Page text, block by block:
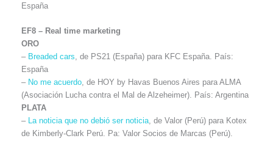
España
EF8 – Real time marketing
ORO
– Breaded cars, de PS21 (España) para KFC España. País:
España
– No me acuerdo, de HOY by Havas Buenos Aires para ALMA
(Asociación Lucha contra el Mal de Alzeheimer). País: Argentina
PLATA
– La noticia que no debió ser noticia, de Valor (Perú) para Kotex
de Kimberly-Clark Perú. Pa: Valor Socios de Marcas (Perú).